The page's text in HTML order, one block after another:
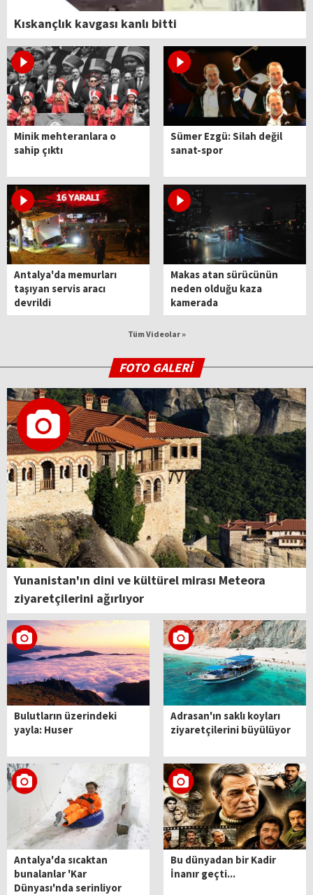
Kıskançlık kavgası kanlı bitti
Minik mehteranlara o
sahip çıktı
Sümer Ezgü: Silah değil
sanat-spor
Antalya'da memurları
taşıyan servis aracı
devrildi
Makas atan sürücünün
neden olduğu kaza
kamerada
Tüm Videolar »
FOTO GALERİ
Yunanistan'ın dini ve kültürel mirası Meteora
ziyaretçilerini ağırlıyor
Bulutların üzerindeki
yayla: Huser
Adrasan'ın saklı koyları
ziyaretçilerini büyülüyor
Antalya'da sıcaktan
bunalanlar 'Kar
Dünyası'nda serinliyor
Bu dünyadan bir Kadir
İnanır geçti...